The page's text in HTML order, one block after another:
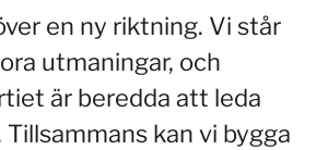
en ny riktning. Vi står
utmaningar, och
är beredda att leda
kan vi bygga